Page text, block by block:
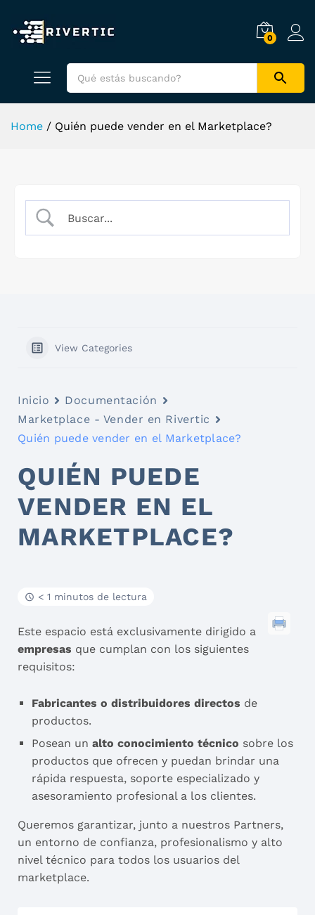
0
Home / Quién puede vender en el Marketplace?
View Categories
Inicio
Documentación
Marketplace - Vender en Rivertic
Quién puede vender en el Marketplace?
QUIÉN PUEDE
VENDER EN EL
MARKETPLACE?
< 1 minutos de lectura
Este espacio está exclusivamente dirigido a
empresas que cumplan con los siguientes
requisitos:
Fabricantes o distribuidores directos de
productos.
Posean un alto conocimiento técnico sobre los
productos que ofrecen y puedan brindar una
rápida respuesta, soporte especializado y
asesoramiento profesional a los clientes.
Queremos garantizar, junto a nuestros Partners,
un entorno de confianza, profesionalismo y alto
nivel técnico para todos los usuarios del
marketplace.